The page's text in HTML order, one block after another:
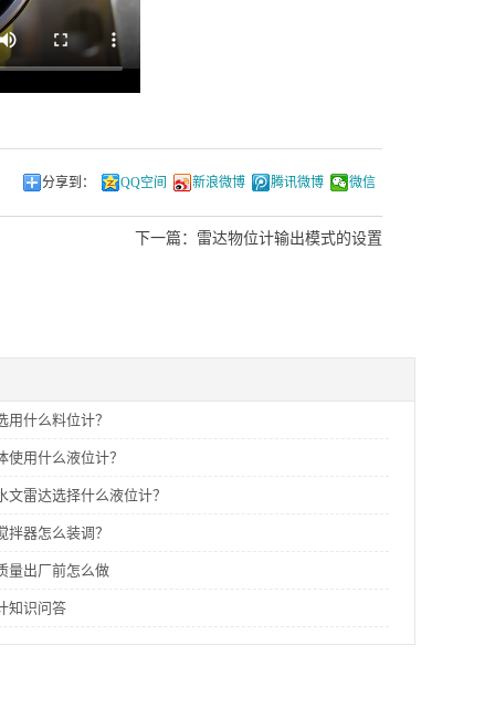
分享到： QQ空间 新浪微博 腾讯微博 微信
下一篇： 雷达物位计输出模式的设置
用什么料位计？
使用什么液位计？
文雷达选择什么液位计？
拌器怎么装调？
量出厂前怎么做
知识问答